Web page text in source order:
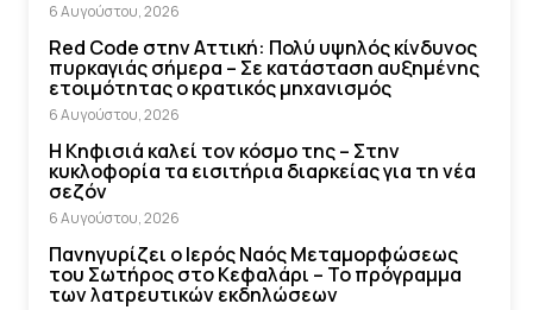
6 Αυγούστου, 2026
Red Code στην Αττική: Πολύ υψηλός κίνδυνος
πυρκαγιάς σήμερα – Σε κατάσταση αυξημένης
ετοιμότητας ο κρατικός μηχανισμός
6 Αυγούστου, 2026
Η Κηφισιά καλεί τον κόσμο της – Στην
κυκλοφορία τα εισιτήρια διαρκείας για τη νέα
σεζόν
6 Αυγούστου, 2026
Πανηγυρίζει ο Ιερός Ναός Μεταμορφώσεως
του Σωτήρος στο Κεφαλάρι – Το πρόγραμμα
των λατρευτικών εκδηλώσεων